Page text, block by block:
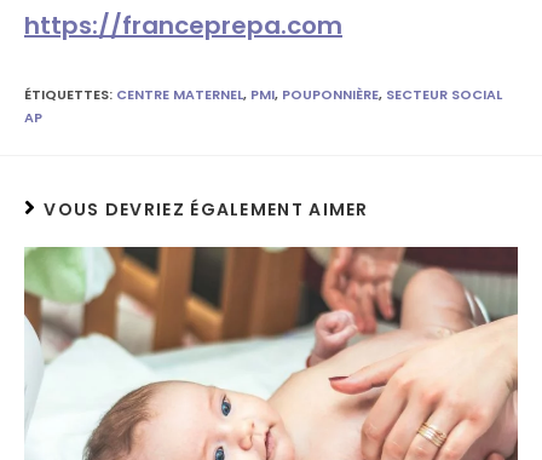
https://franceprepa.com
ÉTIQUETTES: CENTRE MATERNEL, PMI, POUPONNIÈRE, SECTEUR SOCIAL
AP
VOUS DEVRIEZ ÉGALEMENT AIMER